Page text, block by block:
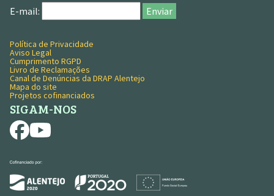
E-mail: Enviar
MENU RODAPÉ
Política de Privacidade
Aviso Legal
Cumprimento RGPD
Livro de Reclamações
Canal de Denúncias da DRAP Alentejo
Mapa do site
Projetos cofinanciados
SIGAM-NOS